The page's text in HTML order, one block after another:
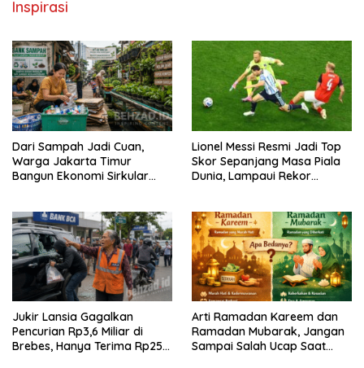
Inspirasi
Dari Sampah Jadi Cuan,
Warga Jakarta Timur
Bangun Ekonomi Sirkular
Lionel Messi Resmi Jadi Top
Skor Sepanjang Masa Piala
Dunia, Lampaui Rekor
Jukir Lansia Gagalkan
Pencurian Rp3,6 Miliar di
Brebes, Hanya Terima Rp25
Arti Ramadan Kareem dan
Ramadan Mubarak, Jangan
Sampai Salah Ucap Saat